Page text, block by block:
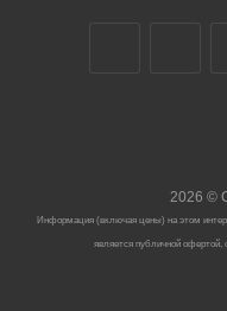
2026 ©
Информация (включая цены) на этом
является публичной